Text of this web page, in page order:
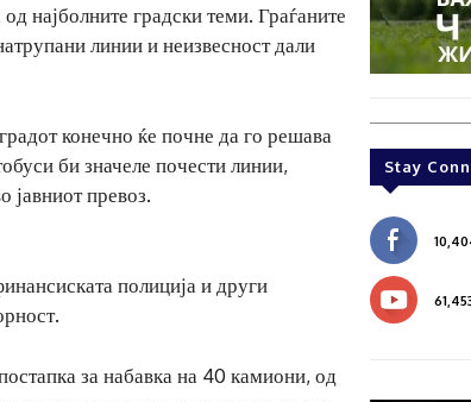
најболните градски теми. Граѓаните
линии и неизвесност дали
конечно ќе почне да го решава
би значеле почести линии,
јавниот превоз.
полиција и други
за набавка на 40 камиони, од
Stay